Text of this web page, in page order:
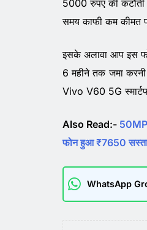
5000 रुपए की
समय काफी कम कीमत
इसके अलावा आप इस
6 महीने तक जमा
Vivo V60 5G
Also Read:-
फोन हुआ ₹7650
WhatsApp